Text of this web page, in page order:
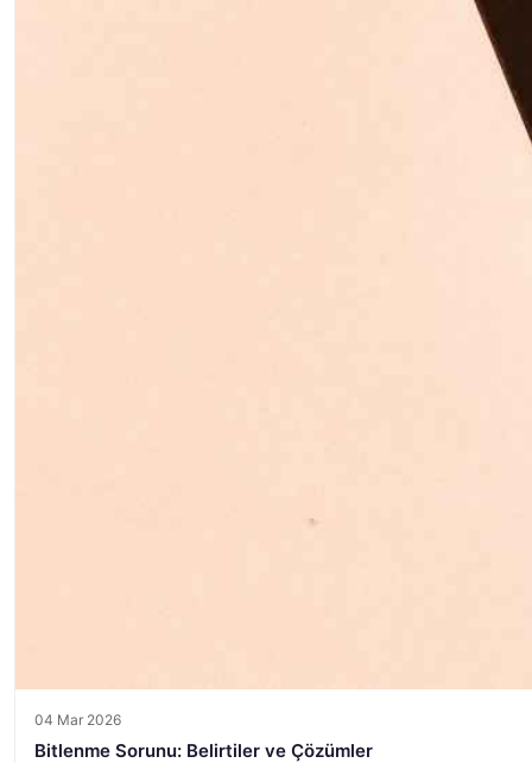
04 Mar 2026
Bitlenme Sorunu: Belirtiler ve Çözümler